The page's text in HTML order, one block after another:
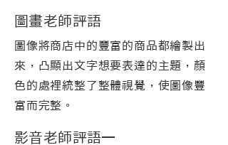
圖畫老師評語
圖像將商店中的豐富的商品都繪製出
來，凸顯出文字想要表達的主題，顏
色的處裡統整了整體視覺，使圖像豐
富而完整。
影音老師評語一